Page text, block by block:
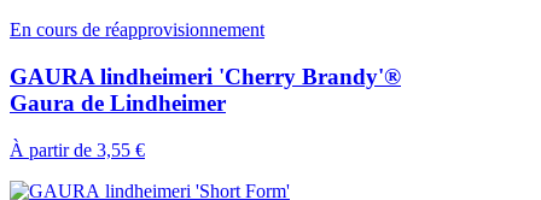
En cours de réapprovisionnement
GAURA lindheimeri 'Cherry Brandy'®
Gaura de Lindheimer
À partir de 3,55 €